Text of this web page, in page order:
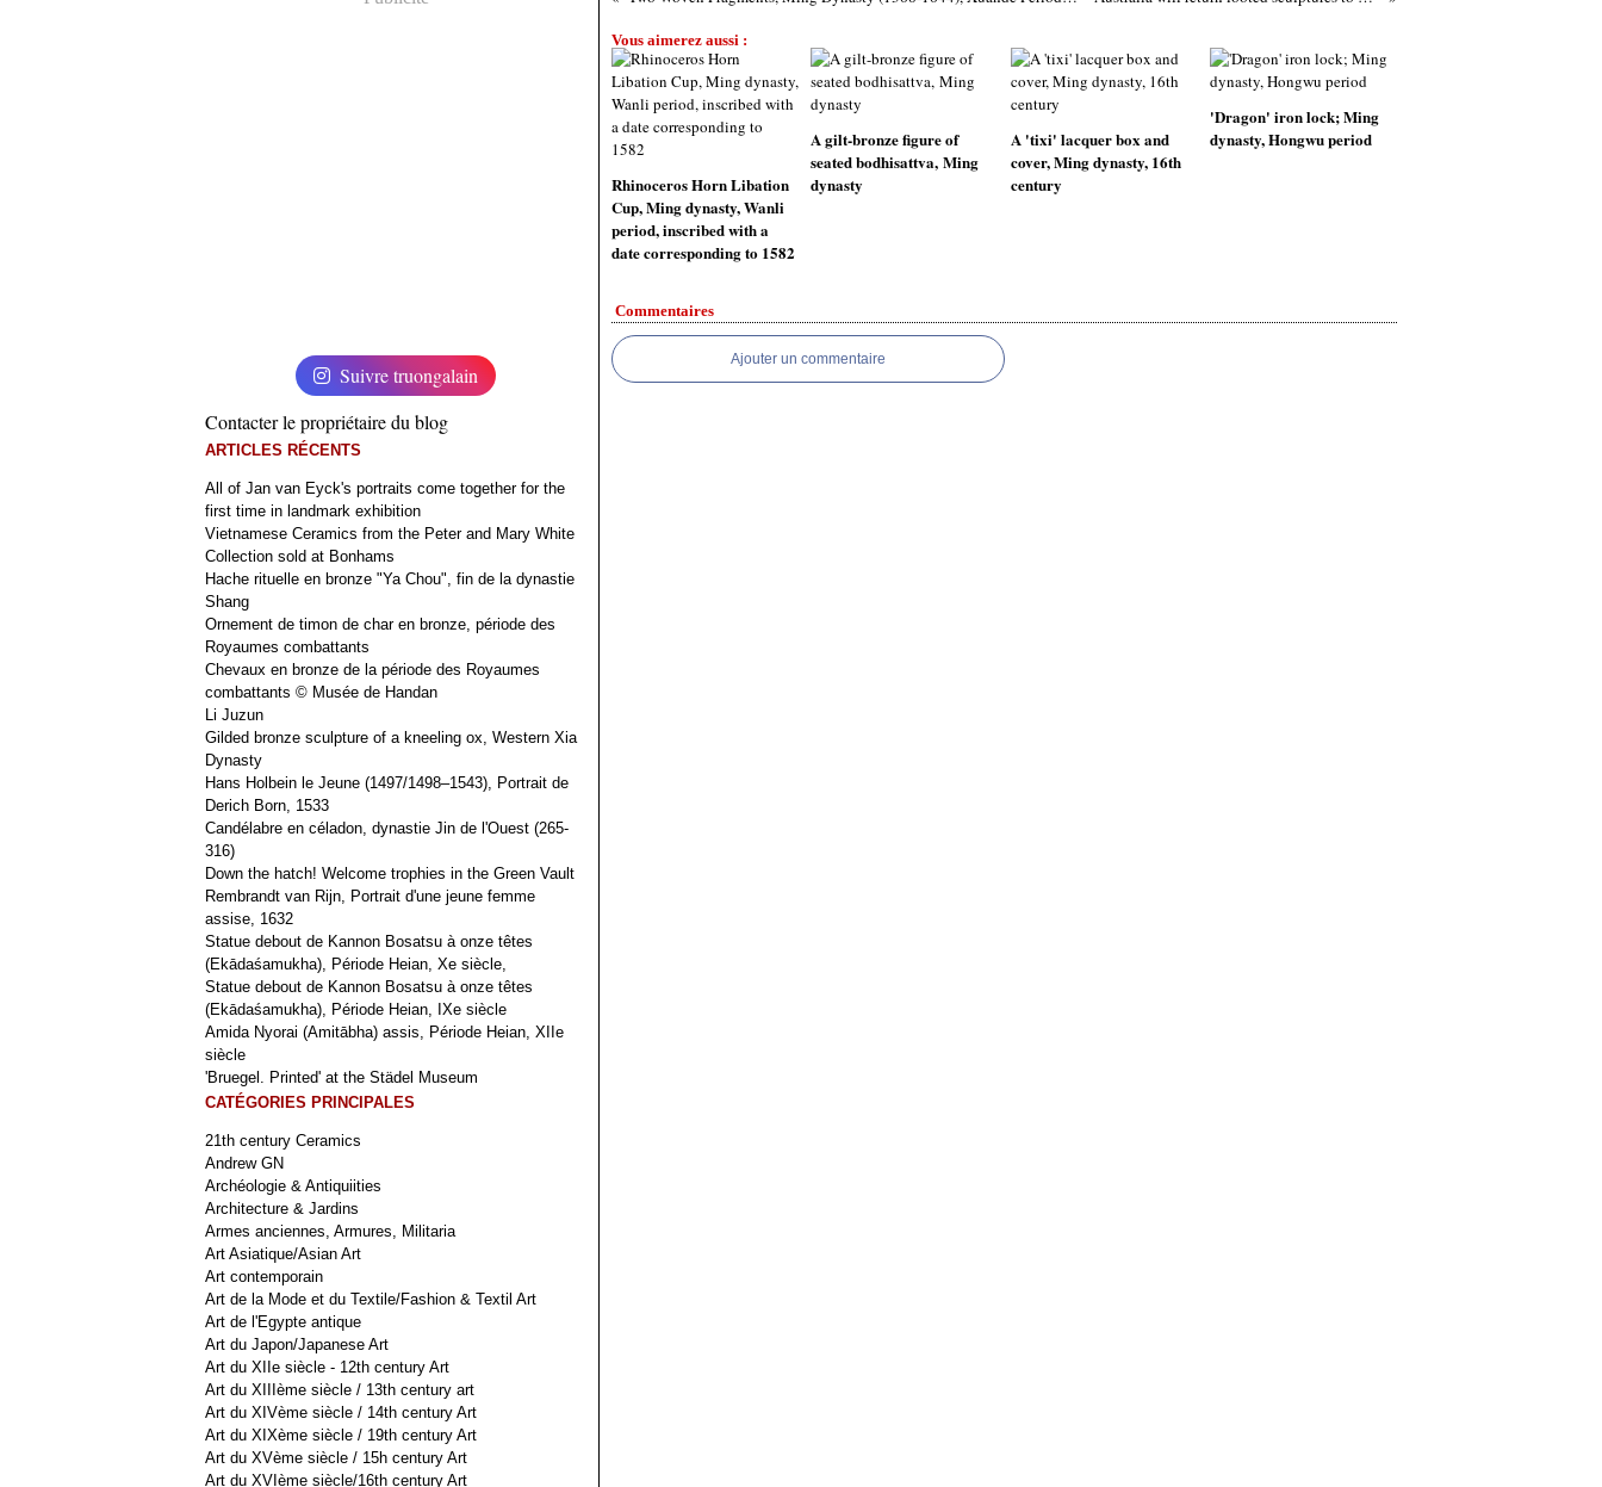
Suivre truongalain
Contacter le propriétaire du blog
ARTICLES RÉCENTS
All of Jan van Eyck's portraits come together for the
first time in landmark exhibition
Vietnamese Ceramics from the Peter and Mary White
Collection sold at Bonhams
Hache rituelle en bronze "Ya Chou", fin de la dynastie
Shang
Ornement de timon de char en bronze, période des
Royaumes combattants
Chevaux en bronze de la période des Royaumes
combattants © Musée de Handan
Li Juzun
Gilded bronze sculpture of a kneeling ox, Western Xia
Dynasty
Hans Holbein le Jeune (1497/1498–1543), Portrait de
Derich Born, 1533
Candélabre en céladon, dynastie Jin de l'Ouest (265-
316)
Down the hatch! Welcome trophies in the Green Vault
Rembrandt van Rijn, Portrait d'une jeune femme
assise, 1632
Statue debout de Kannon Bosatsu à onze têtes
(Ekādaśamukha), Période Heian, Xe siècle,
Statue debout de Kannon Bosatsu à onze têtes
(Ekādaśamukha), Période Heian, IXe siècle
Amida Nyorai (Amitābha) assis, Période Heian, XIIe
siècle
'Bruegel. Printed' at the Städel Museum
CATÉGORIES PRINCIPALES
21th century Ceramics
Andrew GN
Archéologie & Antiquiities
Architecture & Jardins
Armes anciennes, Armures, Militaria
Art Asiatique/Asian Art
Art contemporain
Art de la Mode et du Textile/Fashion & Textil Art
Art de l'Egypte antique
Art du Japon/Japanese Art
Art du XIIe siècle - 12th century Art
Art du XIIIème siècle / 13th century art
Art du XIVème siècle / 14th century Art
Art du XIXème siècle / 19th century Art
Art du XVème siècle / 15h century Art
Art du XVIème siècle/16th century Art
Vous aimerez aussi :
Rhinoceros Horn Libation
Cup, Ming dynasty, Wanli
period, inscribed with a
date corresponding to 1582
A gilt-bronze figure of
seated bodhisattva, Ming
dynasty
A 'tixi' lacquer box and
cover, Ming dynasty, 16th
century
'Dragon' iron lock; Ming
dynasty, Hongwu period
Commentaires
Ajouter un commentaire